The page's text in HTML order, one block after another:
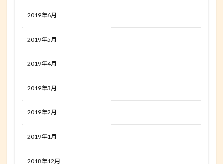
2019年6月
2019年5月
2019年4月
2019年3月
2019年2月
2019年1月
2018年12月